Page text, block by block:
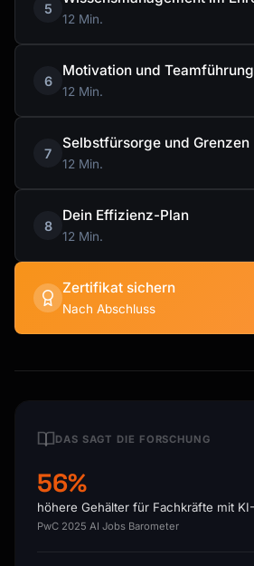
5
12 Min.
6
Motivation und Teamführung
12 Min.
7
Selbstfürsorge und Grenzen
12 Min.
8
Dein Effizienz-Plan
12 Min.
Zertifikat sichern
Nach Abschluss
DAS SAGT DIE FORSCHUNG
56%
höhere Gehälter für Fachkräfte mit
PwC 2025 AI Jobs Barometer